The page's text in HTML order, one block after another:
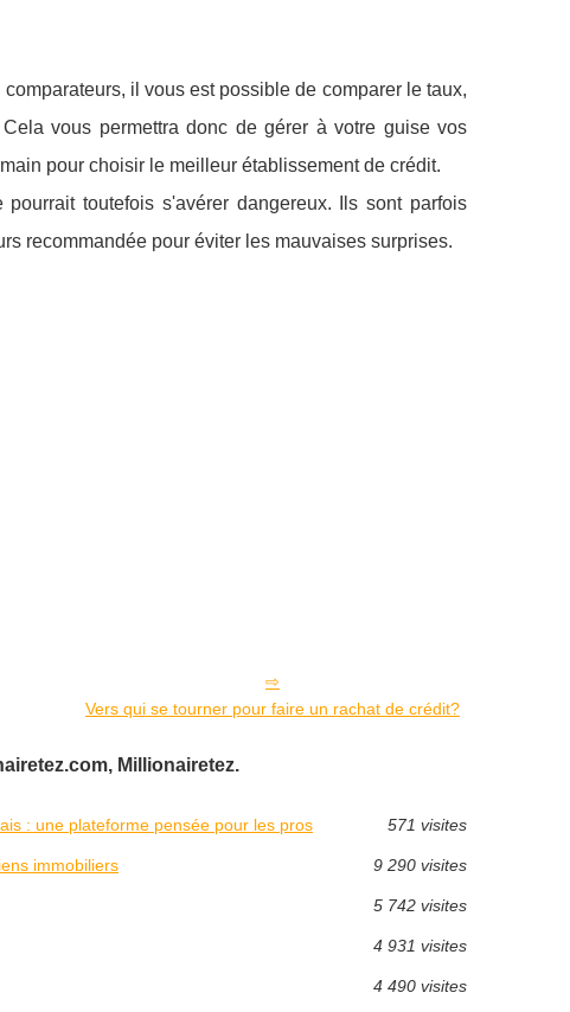
il vous est possible de comparer le taux,
vous permettra donc de gérer à votre guise vos
pour choisir le meilleur établissement de crédit.
toutefois s'avérer dangereux. Ils sont parfois
recommandée pour éviter les mauvaises surprises.
Vers qui se tourner pour faire un rachat de crédit?
Millionairetez.
: une plateforme pensée pour les pros 571 visites
immobiliers 9 290 visites
5 742 visites
4 931 visites
4 490 visites